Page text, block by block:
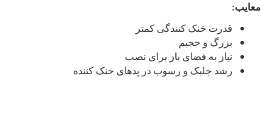
معایب:
قدرت خنک کنندگی کمتر
بزرگ و حجیم
نیاز به فضای باز برای نصب
رشد جلبک و رسوب در پدهای خنک کننده